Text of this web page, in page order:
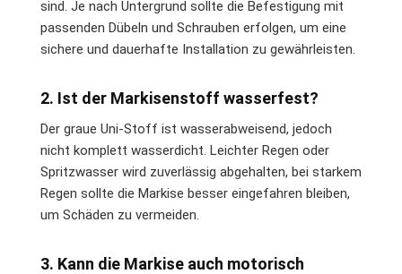
sind. Je nach Untergrund sollte die Befestigung mit
passenden Dübeln und Schrauben erfolgen, um eine
sichere und dauerhafte Installation zu gewährleisten.
2. Ist der Markisenstoff wasserfest?
Der graue Uni-Stoff ist wasserabweisend, jedoch
nicht komplett wasserdicht. Leichter Regen oder
Spritzwasser wird zuverlässig abgehalten, bei starkem
Regen sollte die Markise besser eingefahren bleiben,
um Schäden zu vermeiden.
3. Kann die Markise auch motorisch